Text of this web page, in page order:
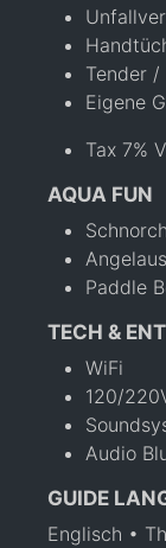
Tender /
Eigene
Tax 7%
AQUA FUN
Paddle
TECH &
WiFi
120/
Audio
GUIDE
Englisch •